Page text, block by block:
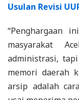
Usulan Revisi
“Penghargaan
masyarakat
administrasi,
memori daerah
arsip adalah